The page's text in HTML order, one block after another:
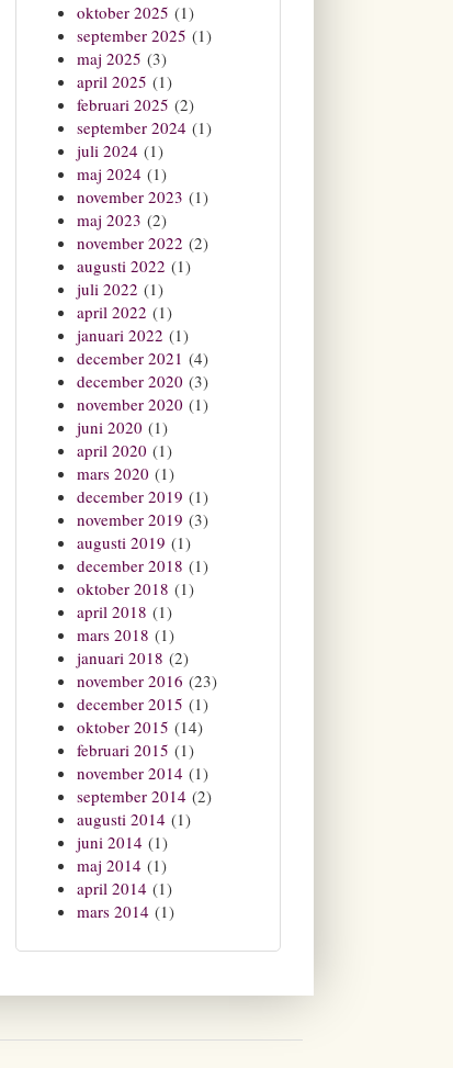
oktober 2025 (1)
september 2025 (1)
maj 2025 (3)
april 2025 (1)
februari 2025 (2)
september 2024 (1)
juli 2024 (1)
maj 2024 (1)
november 2023 (1)
maj 2023 (2)
november 2022 (2)
augusti 2022 (1)
juli 2022 (1)
april 2022 (1)
januari 2022 (1)
december 2021 (4)
december 2020 (3)
november 2020 (1)
juni 2020 (1)
april 2020 (1)
mars 2020 (1)
december 2019 (1)
november 2019 (3)
augusti 2019 (1)
december 2018 (1)
oktober 2018 (1)
april 2018 (1)
mars 2018 (1)
januari 2018 (2)
november 2016 (23)
december 2015 (1)
oktober 2015 (14)
februari 2015 (1)
november 2014 (1)
september 2014 (2)
augusti 2014 (1)
juni 2014 (1)
maj 2014 (1)
april 2014 (1)
mars 2014 (1)